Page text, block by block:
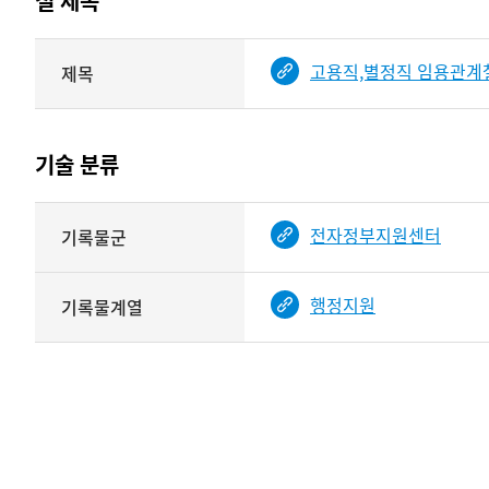
기여자
제공됨
<
기록물
건의
제목를
보여주는
표
제목 고용직,별정직 임용관계
기술 분류
분류
정보를
보여주는
표
기록물군 전자정부지원센터
기록물계열 행정지원